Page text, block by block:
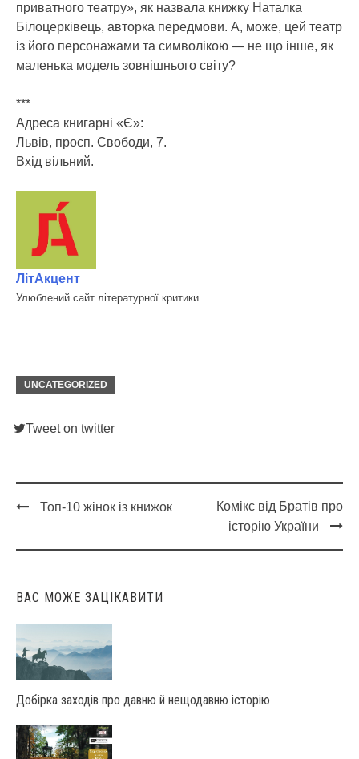
приватного театру», як назвала книжку Наталка
Білоцерківець, авторка передмови. А, може, цей театр
із його персонажами та символікою — не що інше, як
маленька модель зовнішнього світу?
***
Адреса книгарні «Є»:
Львів, просп. Свободи, 7.
Вхід вільний.
ЛітАкцент
Улюблений сайт літературної критики
UNCATEGORIZED
Tweet on twitter
navigation
Топ-10 жінок із книжок
Комікс від Братів про
історію України
ВАС МОЖЕ ЗАЦІКАВИТИ
Добірка заходів про давню й нещодавню історію